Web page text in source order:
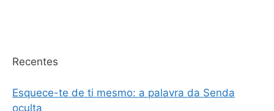
Recentes
Esquece-te de ti mesmo: a palavra da Senda
oculta